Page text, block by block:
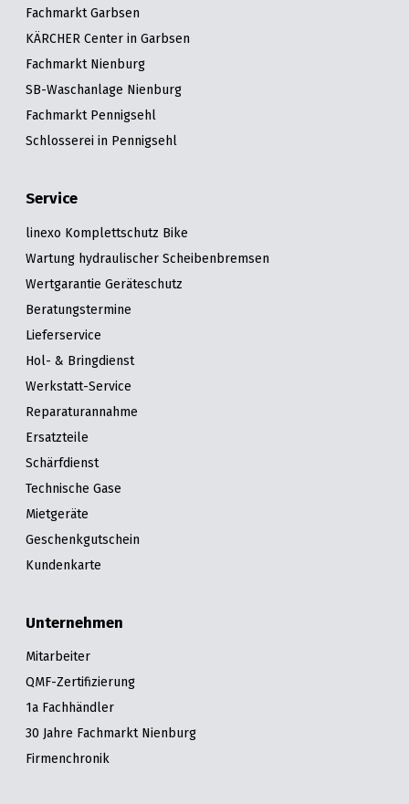
Fachmarkt Garbsen
KÄRCHER Center in Garbsen
Fachmarkt Nienburg
SB-Waschanlage Nienburg
Fachmarkt Pennigsehl
Schlosserei in Pennigsehl
Service
linexo Komplettschutz Bike
Wartung hydraulischer Scheibenbremsen
Wertgarantie Geräteschutz
Beratungstermine
Lieferservice
Hol- & Bringdienst
Werkstatt-Service
Reparaturannahme
Ersatzteile
Schärfdienst
Technische Gase
Mietgeräte
Geschenkgutschein
Kundenkarte
Unternehmen
Mitarbeiter
QMF-Zertifizierung
1a Fachhändler
30 Jahre Fachmarkt Nienburg
Firmenchronik